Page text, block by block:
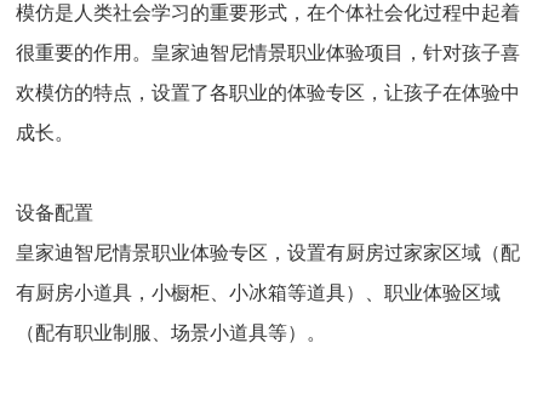
模仿是人类社会学习的重要形式，在个体社会化过程中起着
很重要的作用。皇家迪智尼情景职业体验项目，针对孩子喜
欢模仿的特点，设置了各职业的体验专区，让孩子在体验中
成长。
设备配置
皇家迪智尼情景职业体验专区，设置有厨房过家家区域（配
有厨房小道具，小橱柜、小冰箱等道具）、职业体验区域
（配有职业制服、场景小道具等）。